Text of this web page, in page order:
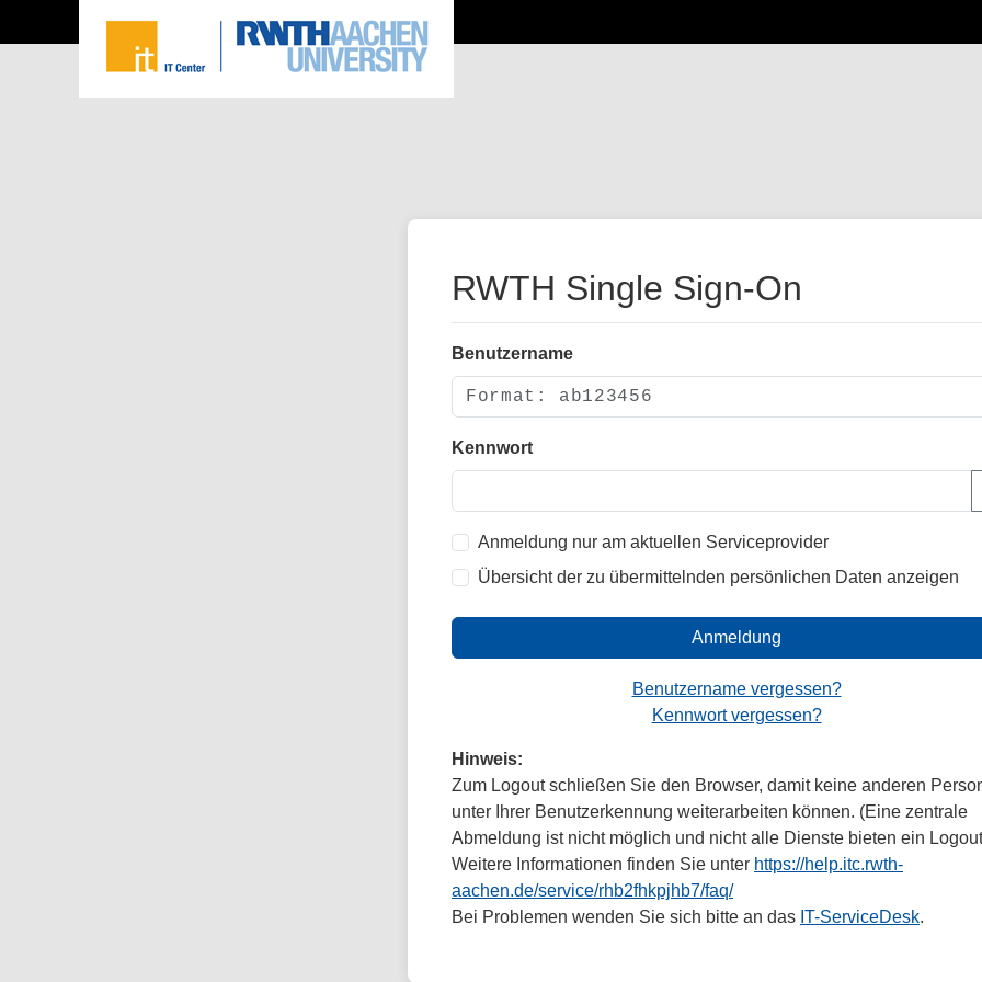
RWTH Single Sign-On
Benutzername
Kennwort
Anmeldung nur am aktuellen Serviceprovider
Übersicht der zu übermittelnden persönlichen Daten anzeigen
Anmeldung
Benutzername vergessen?
Kennwort vergessen?
Hinweis:
Zum Logout schließen Sie den Browser, damit keine anderen
unter Ihrer Benutzerkennung weiterarbeiten können. (Eine zentrale
Abmeldung ist nicht möglich und nicht alle Dienste bieten ein
Weitere Informationen finden Sie unter https://help.itc.rwth-
aachen.de/service/rhb2fhkpjhb7/faq/
Bei Problemen wenden Sie sich bitte an das IT-ServiceDesk.